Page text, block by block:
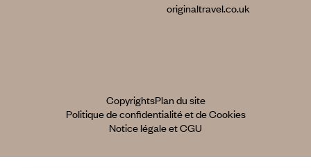
originaltravel.co.uk
CopyrightsPlan du site
Politique de confidentialité et de Cookies
Notice légale et CGU